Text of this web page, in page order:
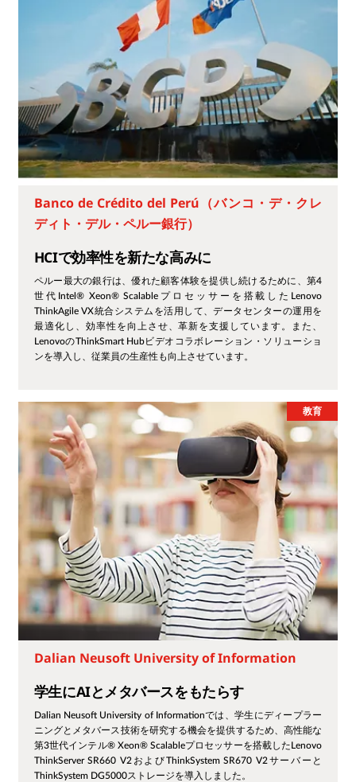
Banco de Crédito del Perú（バンコ・デ・クレ
ディト・デル・ペルー銀行）
HCIで効率性を新たな高みに
ペルー最大の銀行は、優れた顧客体験を提供し続けるために、第4
世代Intel® Xeon® Scalableプロセッサーを搭載したLenovo
ThinkAgile VX統合システムを活用して、データセンターの運用を
最適化し、効率性を向上させ、革新を支援しています。また、
LenovoのThinkSmart Hubビデオコラボレーション・ソリューショ
ンを導入し、従業員の生産性も向上させています。
教育
Dalian Neusoft University of Information
学生にAIとメタバースをもたらす
Dalian Neusoft University of Informationでは、学生にディープラー
ニングとメタバース技術を研究する機会を提供するため、高性能な
第3世代インテル® Xeon® Scalableプロセッサーを搭載したLenovo
ThinkServer SR660 V2およびThinkSystem SR670 V2サーバーと
ThinkSystem DG5000ストレージを導入しました。